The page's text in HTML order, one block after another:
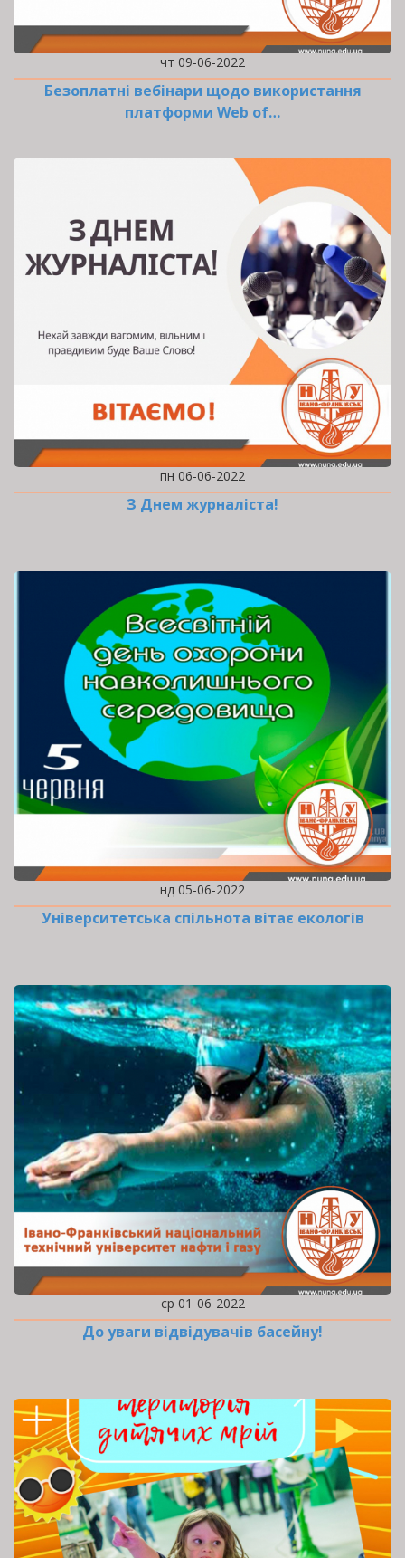
чт 09-06-2022
Безоплатні вебінари щодо використання
платформи Web of…
пн 06-06-2022
З Днем журналіста!
нд 05-06-2022
Університетська спільнота вітає екологів
ср 01-06-2022
До уваги відвідувачів басейну!